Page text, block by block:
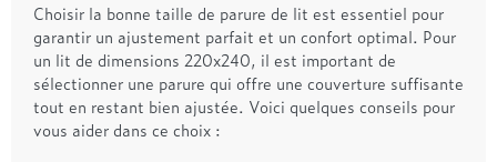
Choisir la bonne taille de parure de lit est essentiel pour
garantir un ajustement parfait et un confort optimal. Pour
un lit de dimensions 220x240, il est important de
sélectionner une parure qui offre une couverture suffisante
tout en restant bien ajustée. Voici quelques conseils pour
vous aider dans ce choix :